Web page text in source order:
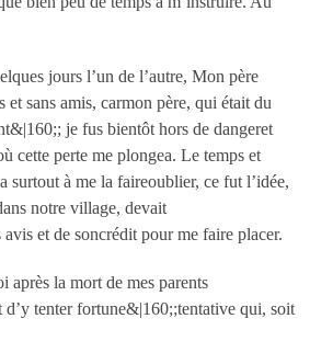
jours l’un de l’autre, Mon père
sans amis, carmon père, qui était du
je fus bientôt hors de dangeret
cette perte me plongea. Le temps et
surtout à me la faireoublier, ce fut l’idée,
notre village, devait
et de soncrédit pour me faire placer.
après la mort de mes parents
d’y tenter fortune&|160;;tentative qui, soit